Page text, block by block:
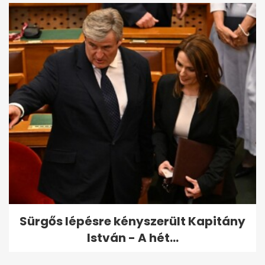
Sürgős lépésre kényszerült Kapitány
István - A hét...